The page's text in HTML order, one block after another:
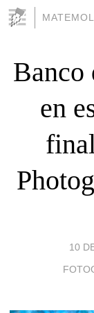
Banco
en
10